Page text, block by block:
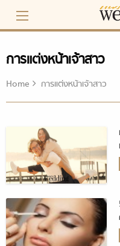
content
การแต่งหน้าเจ้าสาว
Home การแต่งหน้าเจ้าสาว